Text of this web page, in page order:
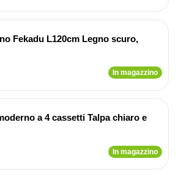
Fekadu L120cm Legno scuro,
In magazzino
a 4 cassetti Talpa chiaro e
In magazzino